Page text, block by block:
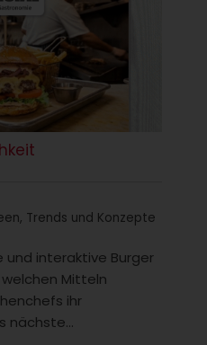
Trends und Konzepte
und interaktive Burger
Mitteln
ihr
nächste...